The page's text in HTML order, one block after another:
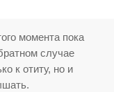
момента пока
случае
к отиту, но и